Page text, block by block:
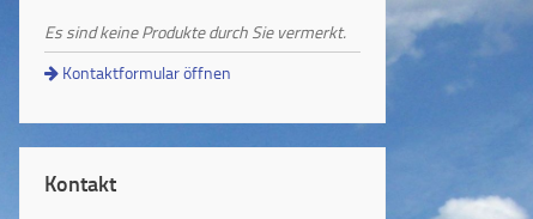
Es sind keine Produkte durch Sie vermerkt.
Kontaktformular öffnen
Kontakt